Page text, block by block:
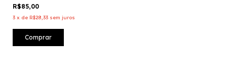
R$85,00
3 x de R$28,33 sem juros
Comprar